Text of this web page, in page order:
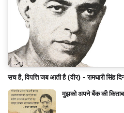
सच है, विपत्ति जब आती है (वीर) - रामधारी सिंह
मुझको अपने बैंक की किताब